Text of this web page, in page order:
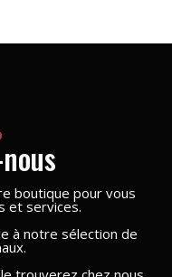
boutique pour vous
et services.
à notre sélection de